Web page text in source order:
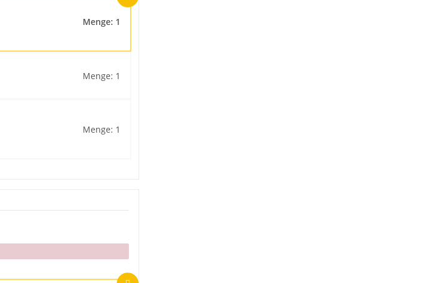
Menge: 1
Menge: 1
Menge: 1